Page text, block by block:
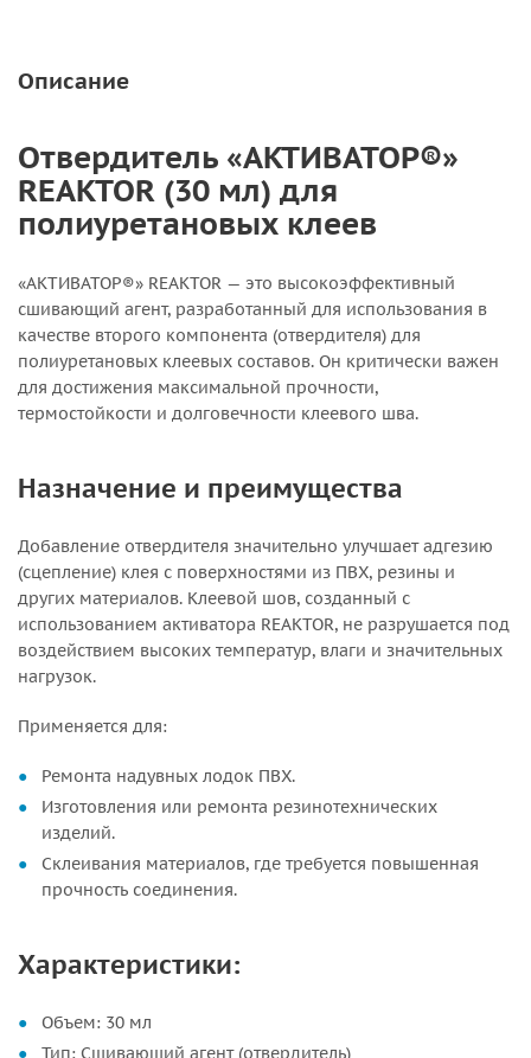
Описание
Отвердитель «АКТИВАТОР®»
REAKTOR (30 мл) для
полиуретановых клеев
«АКТИВАТОР®» REAKTOR — это высокоэффективный
сшивающий агент, разработанный для использования в
качестве второго компонента (отвердителя) для
полиуретановых клеевых составов. Он критически важен
для достижения максимальной прочности,
термостойкости и долговечности клеевого шва.
Назначение и преимущества
Добавление отвердителя значительно улучшает адгезию
(сцепление) клея с поверхностями из ПВХ, резины и
других материалов. Клеевой шов, созданный с
использованием активатора REAKTOR, не разрушается под
воздействием высоких температур, влаги и значительных
нагрузок.
Применяется для:
Ремонта надувных лодок ПВХ.
Изготовления или ремонта резинотехнических
изделий.
Склеивания материалов, где требуется повышенная
прочность соединения.
Характеристики:
Объем: 30 мл
Тип: Сшивающий агент (отвердитель)